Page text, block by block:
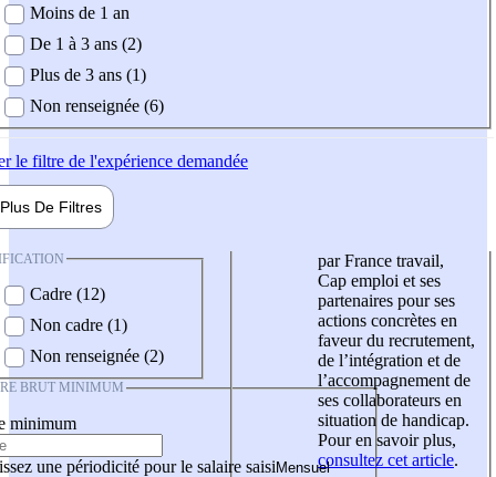
demandée
Moins de 1 an
De 1 à 3 ans (2)
Plus de 3 ans (1)
Non renseignée (6)
le filtre de l'expérience demandée
Plus De Filtres
Cadre (12)
Non cadre (1)
Non renseignée (2)
BRUT MINIMUM
minimum
une périodicité pour le salaire saisi
par France travail,
Cap emploi et ses
partenaires pour ses
actions concrètes en
faveur du recrutement,
de l’intégration et de
l’accompagnement de
ses collaborateurs en
situation de handicap.
Pour en savoir plus,
consultez cet article.